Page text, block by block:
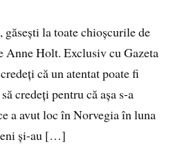
la toate chioșcurile de
Anne Holt. Exclusiv cu Gazeta
că un atentat poate fi
credeți pentru că așa s-a
a avut loc în Norvegia în luna
și-au […]